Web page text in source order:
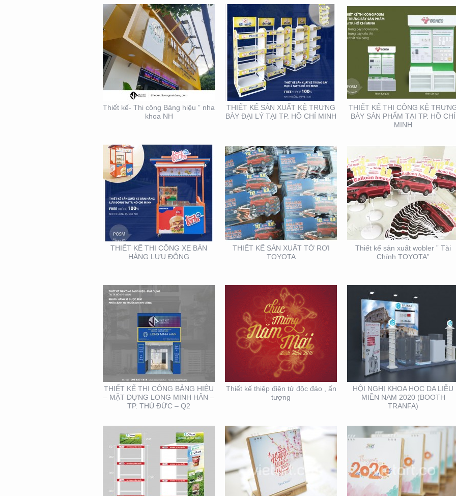
Thiết kế- Thi công Bảng hiệu ” nha
khoa NH
THIẾT KẾ SẢN XUẤT KỆ TRƯNG
BÀY ĐẠI LÝ TẠI TP. HỒ CHÍ MINH
THIẾT KẾ THI CÔNG KỆ
BÀY SẢN PHẨM TẠI TP. HỒ CHÍ
MINH
THIẾT KẾ THI CÔNG XE
BÁN HÀNG LƯU ĐỘNG
THIẾT KẾ THI CÔNG XE BÁN
HÀNG LƯU ĐỘNG
THIẾT KẾ SẢN XUẤT TỜ
RƠI TOYOTA
THIẾT KẾ SẢN XUẤT TỜ RƠI
TOYOTA
THIẾT KẾ SẢN XUẤT
WOBLER ” TÀI CHÍNH
TOYOTA”
Thiết kế sản xuất wobler ” Tài
Chính TOYOTA”
THIẾT KẾ THI CÔNG
BẢNG HIỆU – MẶT
DỰNG LONG MINH HÂN
– TP. THỦ ĐỨC – Q2
THIẾT KẾ THI CÔNG BẢNG HIỆU
– MẶT DỰNG LONG MINH HÂN –
TP. THỦ ĐỨC – Q2
THIẾT KẾ THIỆP ĐIỆN
TỬ ĐỘC ĐÁO , ẤN
TƯỢNG
Thiết kế thiệp điện tử độc đáo , ấn
tượng
HỘI NGHỊ KHOA HỌC
DA LIỄU MIỀN NAM 2020
(BOOTH TRANFA)
HỘI NGHỊ KHOA HỌC DA LIỄU
MIỀN NAM 2020 (BOOTH
TRANFA)
THIẾT KẾ – THI CÔNG
KỆ TRƯNG BÀY SẢN
PHẨM O’FOOD
THIẾT KẾ SẢN XUẤT
LỊCH TẾT KIM PHONG
THIẾT KẾ VÀ SẢN XUẤT
LỊCH HTV
THIẾT KẾ MẪU VÀ SẢN
XUẤT LỊCH MAINETTI
MẪU THIẾT KẾ LỊCH
TẾT
MẪU THIẾT KẾ THIỆP
TẾT RICHS